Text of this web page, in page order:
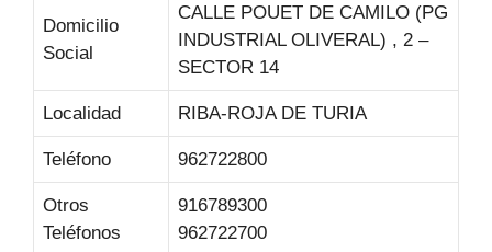
Domicilio
Social
CALLE POUET DE CAMILO (PG
INDUSTRIAL OLIVERAL) , 2 –
SECTOR 14
Localidad RIBA-ROJA DE TURIA
Teléfono 962722800
Otros
Teléfonos
916789300
962722700